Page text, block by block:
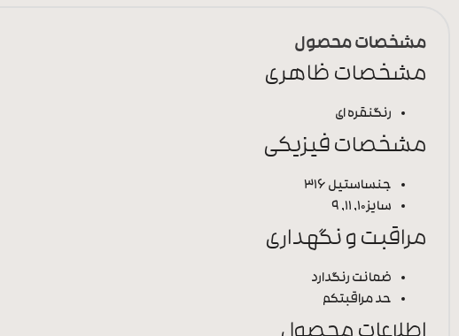
مشخصات محصول
مشخصات ظاهری
رنگنقره ای
مشخصات فیزیکی
جنساستیل 316
سایز10, 11, 9
مراقبت و نگهداری
ضمانت رنگدارد
حد مراقبتکم